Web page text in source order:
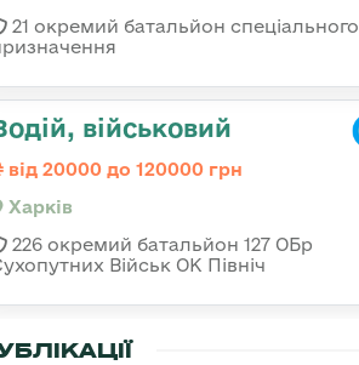
21 окремий батальйон спеціального
військовий
від 20000 до 120000 грн
Харків
226 окремий батальйон 127 ОБр
Військ ОК Північ